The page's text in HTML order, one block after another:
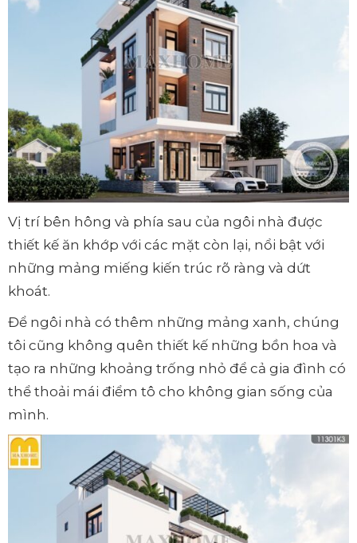
Vị trí bên hông và phía sau của ngôi nhà được
thiết kế ăn khớp với các mặt còn lại, nổi bật với
những mảng miếng kiến trúc rõ ràng và dứt
khoát.
Để ngôi nhà có thêm những mảng xanh, chúng
tôi cũng không quên thiết kế những bồn hoa và
tạo ra những khoảng trống nhỏ để cả gia đình có
thể thoải mái điểm tô cho không gian sống của
mình.